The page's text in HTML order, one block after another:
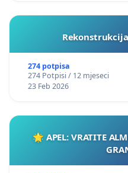
274 potpisa
274 Potpisi / 12 mjeseci
23 Feb 2026
🌟 APEL: VRATITE